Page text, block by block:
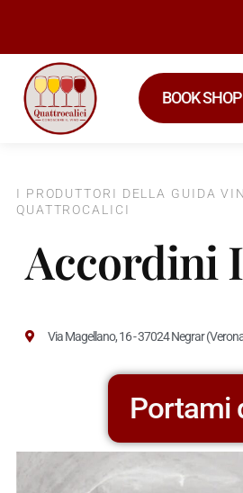
BOOK SHOP
I PRODUTTORI DELLA GUIDA
QUATTROCALICI
Accordini
Via Magellano, 16 - 37024 Negrar
Portami